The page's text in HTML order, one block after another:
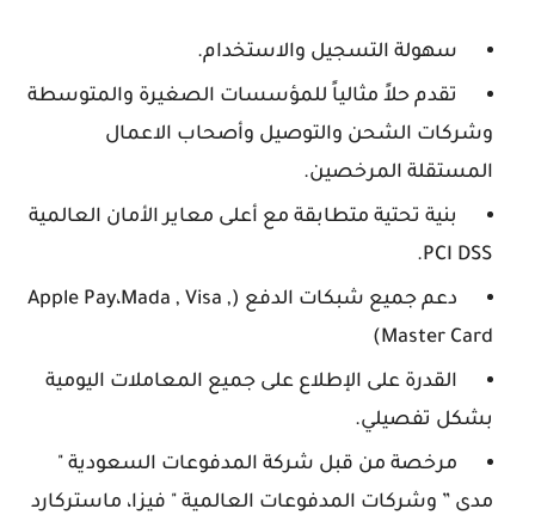
سهولة التسجيل والاستخدام.
تقدم حلاً مثالياً للمؤسسات الصغيرة والمتوسطة
وشركات الشحن والتوصيل وأصحاب الاعمال
المستقلة المرخصين.
بنية تحتية متطابقة مع أعلى معاير الأمان العالمية
PCI DSS.
دعم جميع شبكات الدفع (Apple Pay،Mada , Visa ,
Master Card)
القدرة على الإطلاع على جميع المعاملات اليومية
بشكل تفصيلي.
مرخصة من قبل شركة المدفوعات السعودية "
مدى ” وشركات المدفوعات العالمية " فيزا، ماستركارد